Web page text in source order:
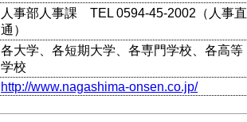
人事部人事課 TEL 0594-45-2002（人事直
通）
各大学、各短期大学、各専門学校、各高等
学校
http://www.nagashima-onsen.co.jp/